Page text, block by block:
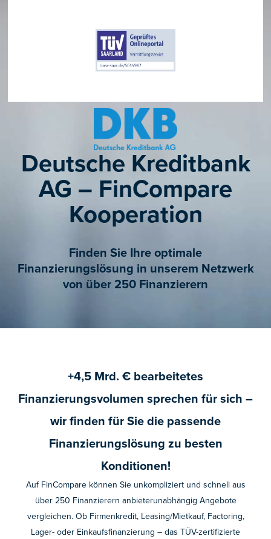
Deutsche Kreditbank
AG – FinCompare
Kooperation
Finden Sie Ihre optimale
Finanzierungslösung in unserem Netzwerk
von über 250 Finanzierern
+4,5 Mrd. € bearbeitetes
Finanzierungsvolumen sprechen für sich –
wir finden für Sie die passende
Finanzierungslösung zu besten
Konditionen!
Auf FinCompare können Sie unkompliziert und schnell aus
über 250 Finanzierern anbieterunabhängig Angebote
vergleichen. Ob Firmenkredit, Leasing/Mietkauf, Factoring,
Lager- oder Einkaufsfinanzierung – das TÜV-zertifizierte